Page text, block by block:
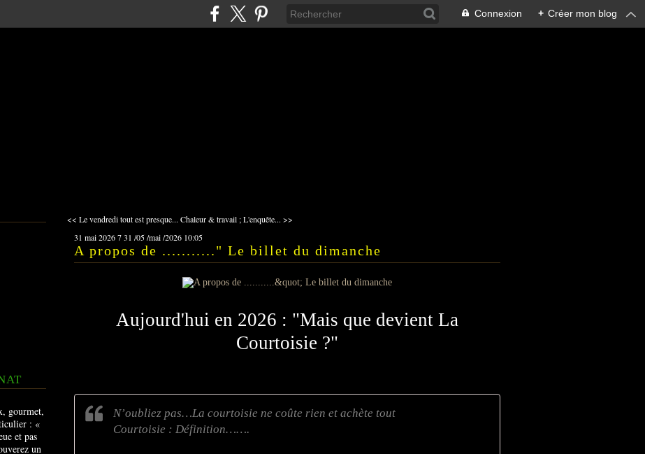
Connexion + Créer mon blog
<< Le vendredi tout est presque... Chaleur & travail ; L'enquête... >>
31 mai 2026731 /05/mai/2026 10:05
A propos de ..........." Le billet du dimanche
Aujourd'hui en 2026 : "Mais que devient La
Courtoisie ?"
N’oubliez pas…La courtoisie ne coûte rien et achète tout
Courtoisie : Définition…….